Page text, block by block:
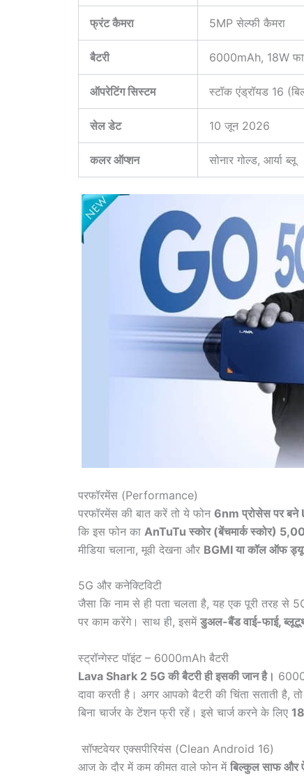
फ्रंट कैमरा 5MP सेल्फी कैमरा
बैटरी 6000mAh, 18W
ऑपरेटिंग सिस्टम स्टॉक एंड्रॉयड 16
सेल डेट 10 जून 2026
कलर ऑप्शन सोनार गोल्ड, आर्या ब्लू
परफॉरमेंस (Performance)
परफॉरमेंस की बात करें तो ये फोन 6nm प्रोसेस पर
कि इस फोन का AnTuTu स्कोर (बेंचमार्क स्कोर)
मीडिया चलाना, मूवी देखना और BGMI या कॉल ऑफ
5G और कनेक्टिविटी
जैसा कि नाम से ही पता चलता है, यह एक पूरी तरह से
पर काम करेंगे। साथ ही, इसमें डुअल-बैंड वाई-फाई,
स्ट्रॉन्गेस्ट पॉइंट – 6000mAh बैटरी
Lava Shark 2 5G की बैटरी ही इसकी जान है।
दावा करती है। अगर आपको बैटरी की चिंता सताती
बिना चार्जर के टेंशन फ्री रहें। इसे चार्ज करने के लिए
सॉफ्टवेयर एक्सपीरियंस (Clean Android 16)
आज के दौर में कम कीमत वाले फोन में बिल्कुल साफ और